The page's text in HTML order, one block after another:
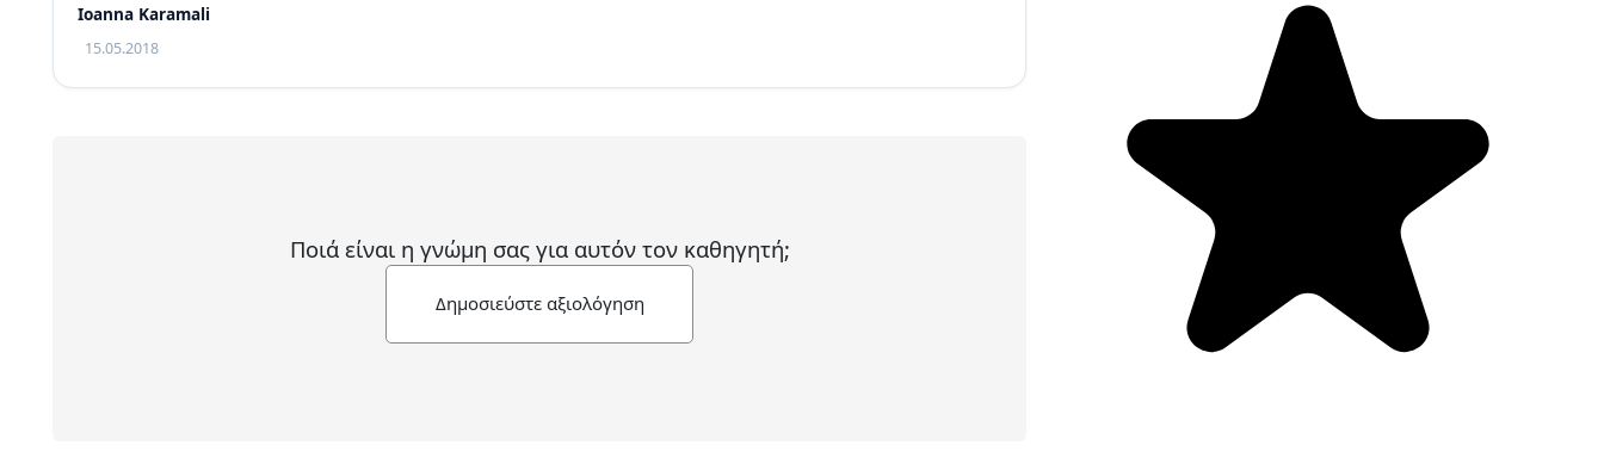
Ioanna Karamali
15.05.2018
Ποιά είναι η γνώμη σας για αυτόν τον καθηγητή;
Δημοσιεύστε αξιολόγηση